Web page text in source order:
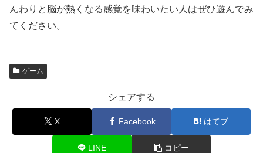
んわりと脳が熱くなる感覚を味わいたい人はぜひ遊んでみ
てください。
ゲーム
シェアする
X Facebook はてブ
LINE コピー